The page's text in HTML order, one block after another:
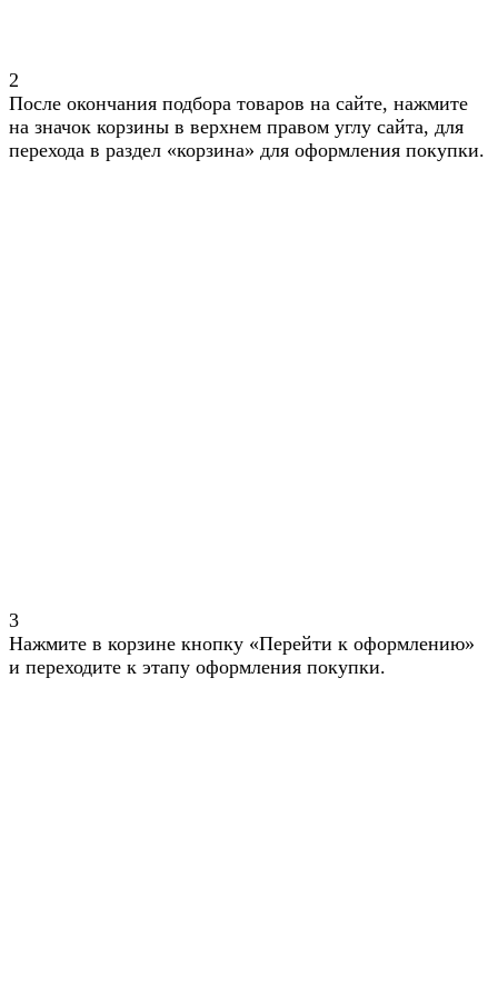
2
После окончания подбора товаров на сайте, нажмите
на значок корзины в верхнем правом углу сайта, для
перехода в раздел «корзина» для оформления покупки.
3
Нажмите в корзине кнопку «Перейти к оформлению»
и переходите к этапу оформления покупки.